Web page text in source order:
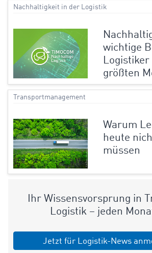
Nachhaltigkeit in der Logistik
wichtige
Logistiker
größten
Transportmanagement
Warum
heute
müssen
Ihr Wissensvorsprung in
Logistik – jeden
Jetzt für Logistik-News